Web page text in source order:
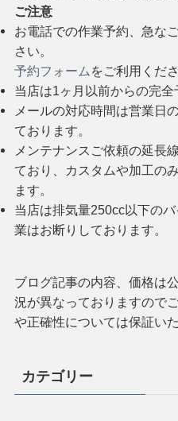
ご注意
お電話での作業予約、急な
さい。
予約フォーム をご利用くださ
当店は1ヶ月以前からの完全
メールの対応時間は営業日
ております。
メンテナンスご依頼の延長
ており、カスタムや加工の
ます。
当店は排気量250cc以下の
業はお断りしております。
ブログ記事の内容、価格は
況が異なっておりますので
や正確性については保証いた
カテゴリー